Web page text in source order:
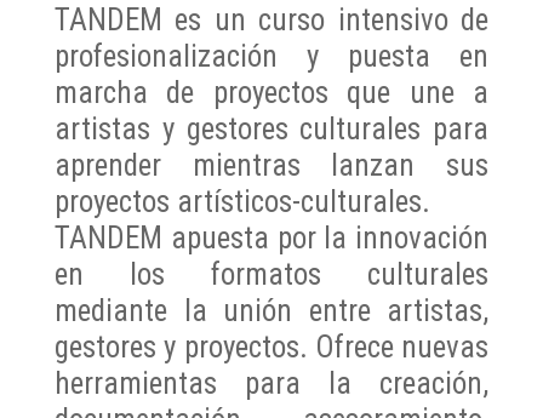
TANDEM es un curso intensivo de
profesionalización y puesta en
marcha de proyectos que une a
artistas y gestores culturales para
aprender mientras lanzan sus
proyectos artísticos-culturales.
TANDEM apuesta por la innovación
en los formatos culturales
mediante la unión entre artistas,
gestores y proyectos. Ofrece nuevas
herramientas para la creación,